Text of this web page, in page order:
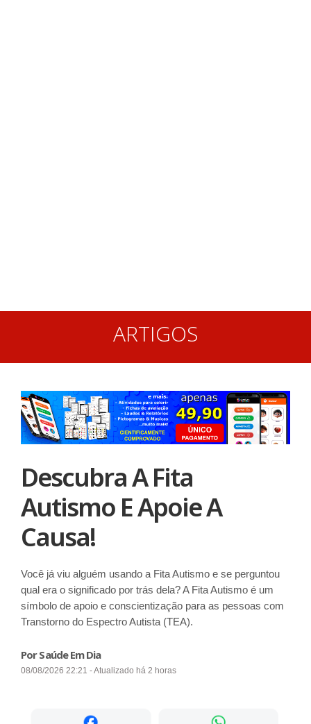
ARTIGOS
Descubra A Fita
Autismo E Apoie A
Causa!
Você já viu alguém usando a Fita Autismo e se perguntou
qual era o significado por trás dela? A Fita Autismo é um
símbolo de apoio e conscientização para as pessoas com
Transtorno do Espectro Autista (TEA).
Por Saúde Em Dia
08/08/2026 22:21 - Atualizado há 2 horas